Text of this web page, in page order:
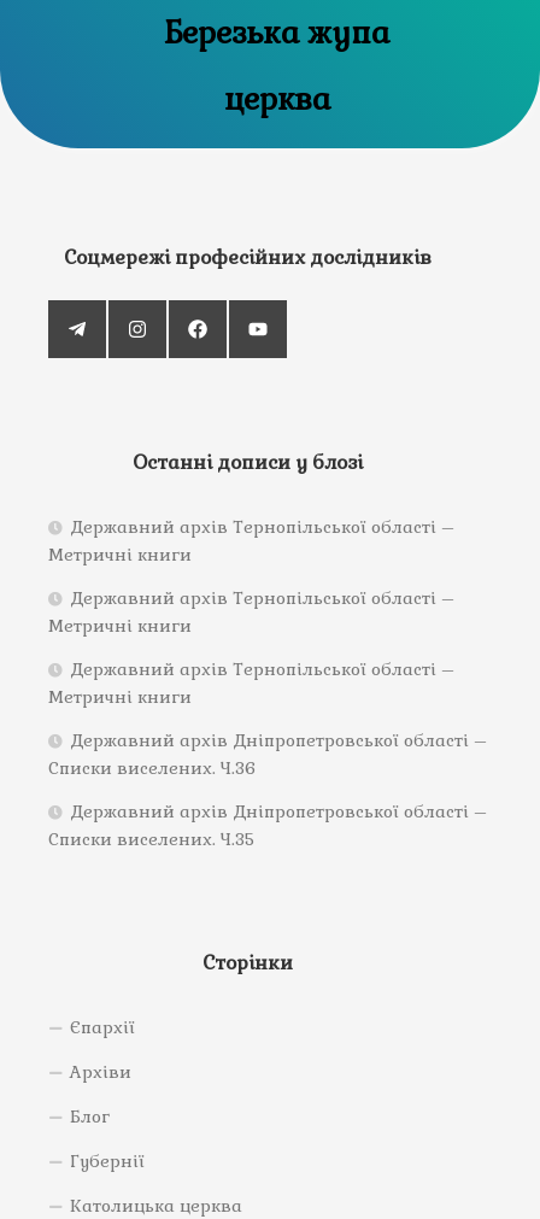
Березька жупа
церква
Соцмережі професійних дослідників
Останні дописи у блозі
Державний архів Тернопільської області –
Метричні книги
Державний архів Тернопільської області –
Метричні книги
Державний архів Тернопільської області –
Метричні книги
Державний архів Дніпропетровської області –
Списки виселених. Ч.36
Державний архів Дніпропетровської області –
Списки виселених. Ч.35
Сторінки
Єпархії
Архіви
Блог
Губернії
Католицька церква